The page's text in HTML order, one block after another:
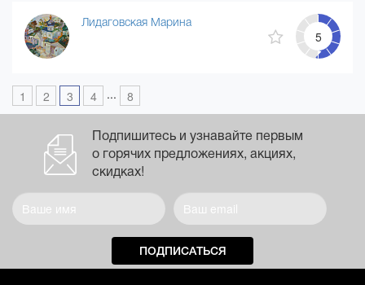
Лидаговская Марина
5
1 2 3 4 ... 8
Подпишитесь и узнавайте первым
о горячих предложениях, акциях,
скидках!
ПОДПИСАТЬСЯ